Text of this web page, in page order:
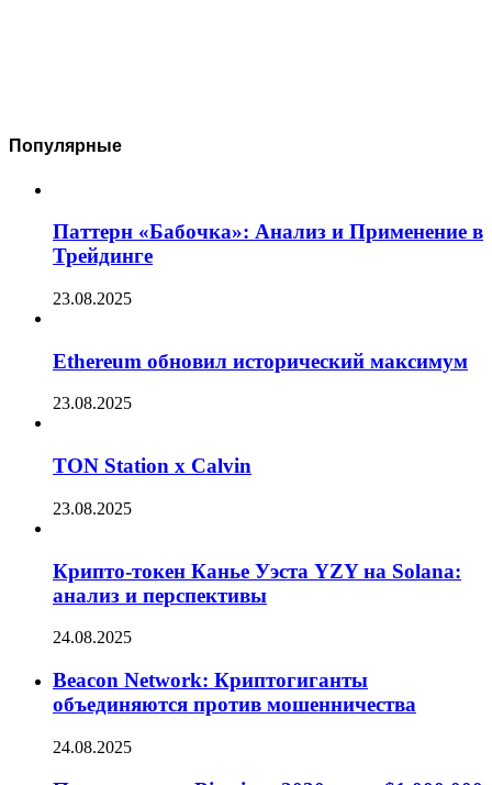
Популярные
Паттерн «Бабочка»: Анализ и Применение в
Трейдинге
23.08.2025
Ethereum обновил исторический максимум
23.08.2025
TON Station x Calvin
23.08.2025
Крипто-токен Канье Уэста YZY на Solana:
анализ и перспективы
24.08.2025
Beacon Network: Криптогиганты
объединяются против мошенничества
24.08.2025